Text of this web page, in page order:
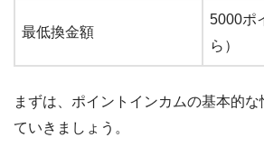
最低換金額
5000ポ
ら）
まずは、ポイントインカムの基本的
ていきましょう。